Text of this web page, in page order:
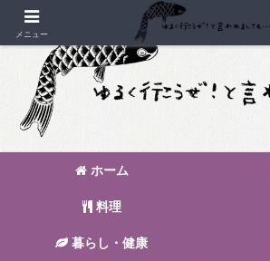
ホーム
料理
暮らし・健康
メニュー